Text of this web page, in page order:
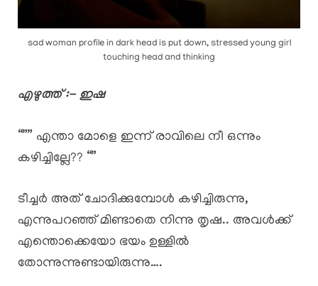
sad woman profile in dark head is put down, stressed young girl
touching head and thinking
എഴുത്ത് :- ഇഷ
“”” എന്താ മോളെ ഇന്ന് രാവിലെ നീ ഒന്നും
കഴിച്ചില്ലേ?? “”
ടീച്ചർ അത് ചോദിക്കുമ്പോൾ കഴിച്ചിരുന്നു,
എന്നുപറഞ്ഞ് മിണ്ടാതെ നിന്നു തൃഷ.. അവൾക്ക്
എന്തൊക്കെയോ ഭയം ഉള്ളിൽ
തോന്നുന്നുണ്ടായിരുന്നു….